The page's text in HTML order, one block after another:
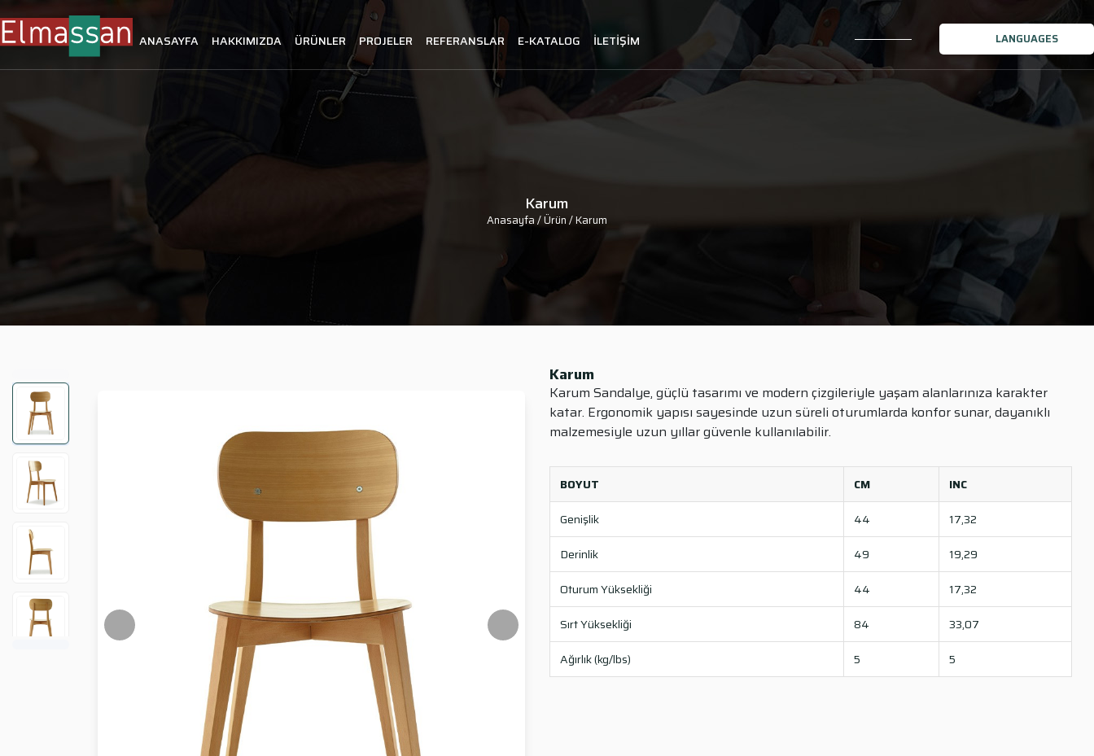
LANGUAGES
ANASAYFA HAKKIMIZDA ÜRÜNLER PROJELER REFERANSLAR E-KATALOG İLETİŞİM
Karum
Anasayfa/ Ürün / Karum
Karum
Karum Sandalye, güçlü tasarımı ve modern çizgileriyle yaşam alanlarınıza karakter
katar. Ergonomik yapısı sayesinde uzun süreli oturumlarda konfor sunar, dayanıklı
malzemesiyle uzun yıllar güvenle kullanılabilir.
BOYUT CM
INC
Genişlik
44
17,32
Derinlik
49
19,29
Oturum Yüksekliği
44
17,32
Sırt Yüksekliği
84
33,07
Ağırlık (kg/lbs)
5 5